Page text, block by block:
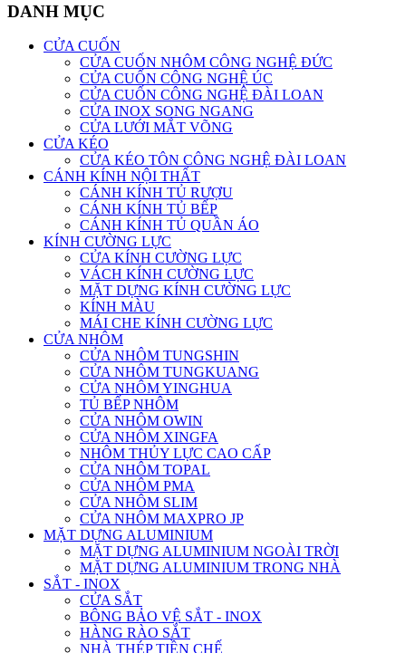
DANH MỤC
CỬA CUỐN
CỬA CUỐN NHÔM CÔNG NGHỆ ĐỨC
CỬA CUỐN CÔNG NGHỆ ÚC
CỬA CUỐN CÔNG NGHỆ ĐÀI LOAN
CỬA INOX SONG NGANG
CỬA LƯỚI MẮT VÕNG
CỬA KÉO
CỬA KÉO TÔN CÔNG NGHỆ ĐÀI LOAN
CÁNH KÍNH NỘI THẤT
CÁNH KÍNH TỦ RƯỢU
CÁNH KÍNH TỦ BẾP
CÁNH KÍNH TỦ QUẦN ÁO
KÍNH CƯỜNG LỰC
CỬA KÍNH CƯỜNG LỰC
VÁCH KÍNH CƯỜNG LỰC
MẶT DỰNG KÍNH CƯỜNG LỰC
KÍNH MÀU
MÁI CHE KÍNH CƯỜNG LỰC
CỬA NHÔM
CỬA NHÔM TUNGSHIN
CỬA NHÔM TUNGKUANG
CỬA NHÔM YINGHUA
TỦ BẾP NHÔM
CỬA NHÔM OWIN
CỬA NHÔM XINGFA
NHÔM THỦY LỰC CAO CẤP
CỬA NHÔM TOPAL
CỬA NHÔM PMA
CỬA NHÔM SLIM
CỬA NHÔM MAXPRO JP
MẶT DỰNG ALUMINIUM
MẶT DỰNG ALUMINIUM NGOÀI TRỜI
MẶT DỰNG ALUMINIUM TRONG NHÀ
SẮT - INOX
CỬA SẮT
BÔNG BẢO VỆ SẮT - INOX
HÀNG RÀO SẮT
NHÀ THÉP TIỀN CHẾ